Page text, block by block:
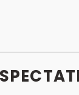
Al Street,
(Sharon
Marva